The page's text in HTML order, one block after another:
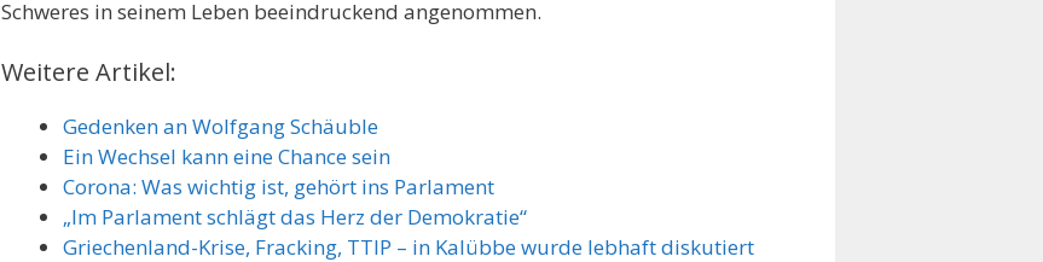
Schweres in seinem Leben beeindruckend angenommen.
Weitere Artikel:
Gedenken an Wolfgang Schäuble
Ein Wechsel kann eine Chance sein
Corona: Was wichtig ist, gehört ins Parlament
„Im Parlament schlägt das Herz der Demokratie“
Griechenland-Krise, Fracking, TTIP – in Kalübbe wurde lebhaft diskutiert